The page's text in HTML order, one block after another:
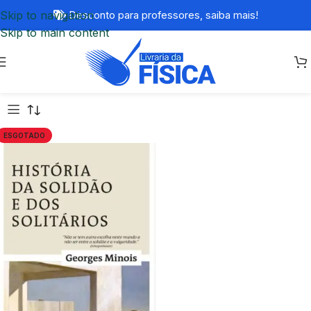
Skip to navigation
Skip to main content
Desconto para professores, saiba mais!
ESGOTADO